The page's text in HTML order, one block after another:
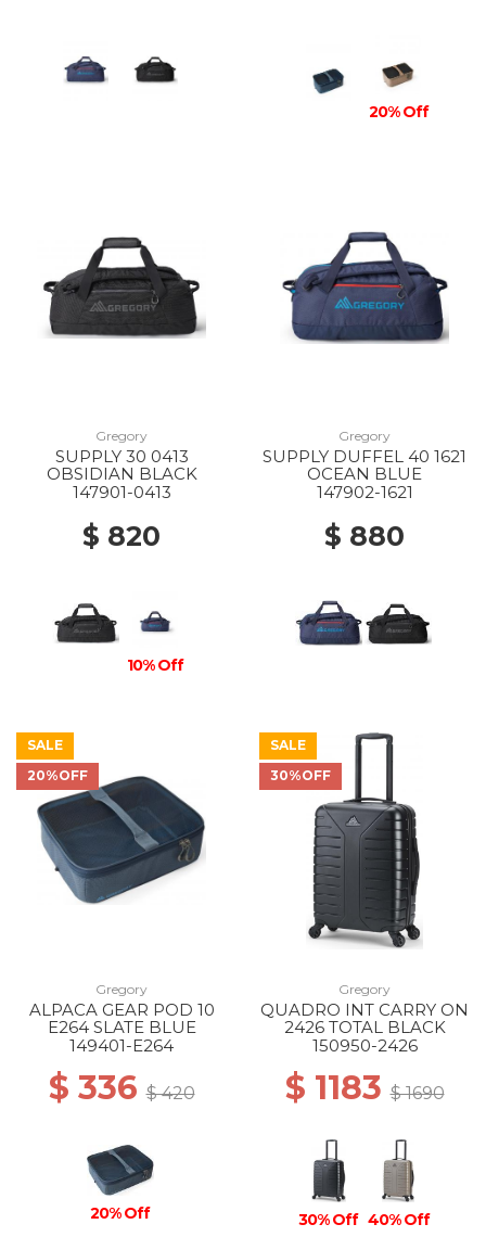
20% Off
Gregory
SUPPLY 30 0413
OBSIDIAN BLACK
147901-0413
$ 820
10% Off
Gregory
SUPPLY DUFFEL 40 1621
OCEAN BLUE
147902-1621
$ 880
SALE
20%OFF
Gregory
ALPACA GEAR POD 10
E264 SLATE BLUE
149401-E264
$ 336$ 420
20% Off
SALE
30%OFF
Gregory
QUADRO INT CARRY ON
2426 TOTAL BLACK
150950-2426
$ 1183$ 1690
30% Off 40% Off